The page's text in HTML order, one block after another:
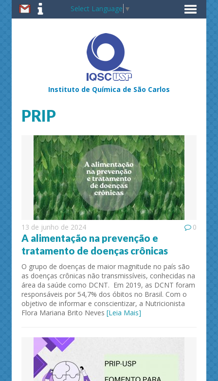
Select Language ▼
Instituto de Química de São Carlos
PRIP
13 de junho de 2024 0
A alimentação na prevenção e
tratamento de doenças crônicas
O grupo de doenças de maior magnitude no país são
as doenças crônicas não transmissíveis, conhecidas na
área da saúde como DCNT. Em 2019, as DCNT foram
responsáveis por 54,7% dos óbitos no Brasil. Com o
objetivo de informar e conscientizar, a Nutricionista
Flora Mariana Brito Neves [Leia Mais]